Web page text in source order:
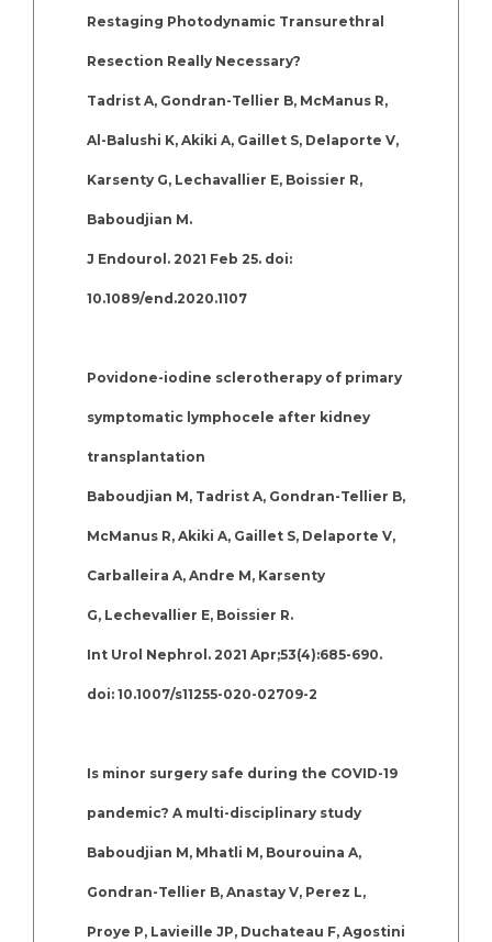
Restaging Photodynamic Transurethral
Resection Really Necessary?
Tadrist A, Gondran-Tellier B, McManus R,
Al-Balushi K, Akiki A, Gaillet S, Delaporte V,
Karsenty G, Lechavallier E, Boissier R,
Baboudjian M.
J Endourol. 2021 Feb 25. doi:
10.1089/end.2020.1107
Povidone-iodine sclerotherapy of primary
symptomatic lymphocele after kidney
transplantation
Baboudjian M, Tadrist A, Gondran-Tellier B,
McManus R, Akiki A, Gaillet S, Delaporte V,
Carballeira A, Andre M, Karsenty
G, Lechevallier E, Boissier R.
Int Urol Nephrol. 2021 Apr;53(4):685-690.
doi: 10.1007/s11255-020-02709-2
Is minor surgery safe during the COVID-19
pandemic? A multi-disciplinary study
Baboudjian M, Mhatli M, Bourouina A,
Gondran-Tellier B, Anastay V, Perez L,
Proye P, Lavieille JP, Duchateau F, Agostini